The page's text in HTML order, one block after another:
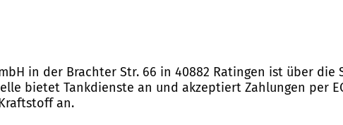
in der Brachter Str. 66 in 40882 Ratingen ist über
bietet Tankdienste an und akzeptiert Zahlungen per
an.